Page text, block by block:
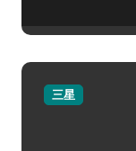
三星